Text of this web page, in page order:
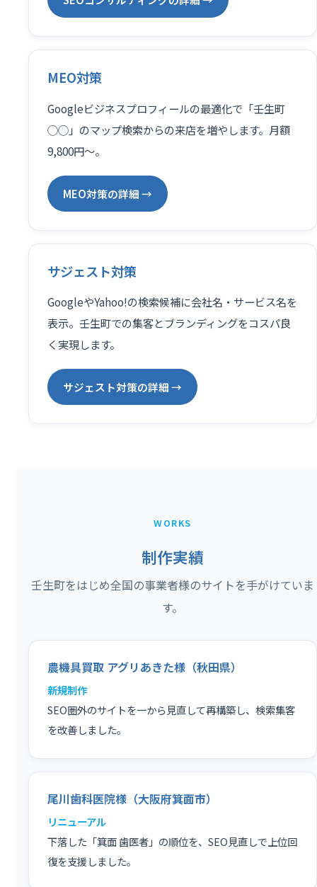
MEO対策
Googleビジネスプロフィールの最適化で「壬生町
◯◯」のマップ検索からの来店を増やします。月額
9,800円〜。
MEO対策の詳細 →
サジェスト対策
GoogleやYahoo!の検索候補に会社名・サービス名を
表示。壬生町での集客とブランディングをコスパ良
く実現します。
サジェスト対策の詳細 →
WORKS
制作実績
壬生町をはじめ全国の事業者様のサイトを手がけていま
す。
農機具買取 アグリあきた様（秋田県）
新規制作
SEO圏外のサイトを一から見直して再構築し、検索集客
を改善しました。
尾川歯科医院様（大阪府箕面市）
リニューアル
下落した「箕面 歯医者」の順位を、SEO見直しで上位回
復を支援しました。